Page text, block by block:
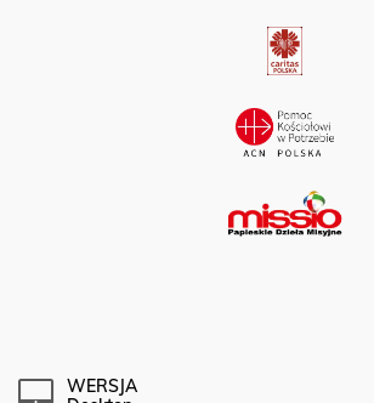
WERSJA